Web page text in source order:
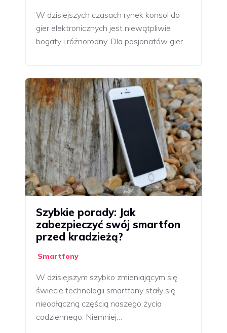
W dzisiejszych czasach rynek konsol do
gier elektronicznych jest niewątpliwie
bogaty i różnorodny. Dla pasjonatów gier…
Szybkie porady: Jak
zabezpieczyć swój smartfon
przed kradzieżą?
Smartfony
W dzisiejszym szybko zmieniającym się
świecie technologii smartfony stały się
nieodłączną częścią naszego życia
codziennego. Niemniej…